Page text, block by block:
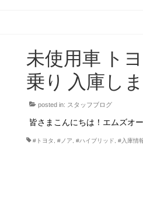
未使用車 ト
乗り 入庫し
posted in: スタッフブログ
皆さまこんにちは！エムズオ
#トヨタ ,#ノア ,#ハイブリッド ,#入庫情